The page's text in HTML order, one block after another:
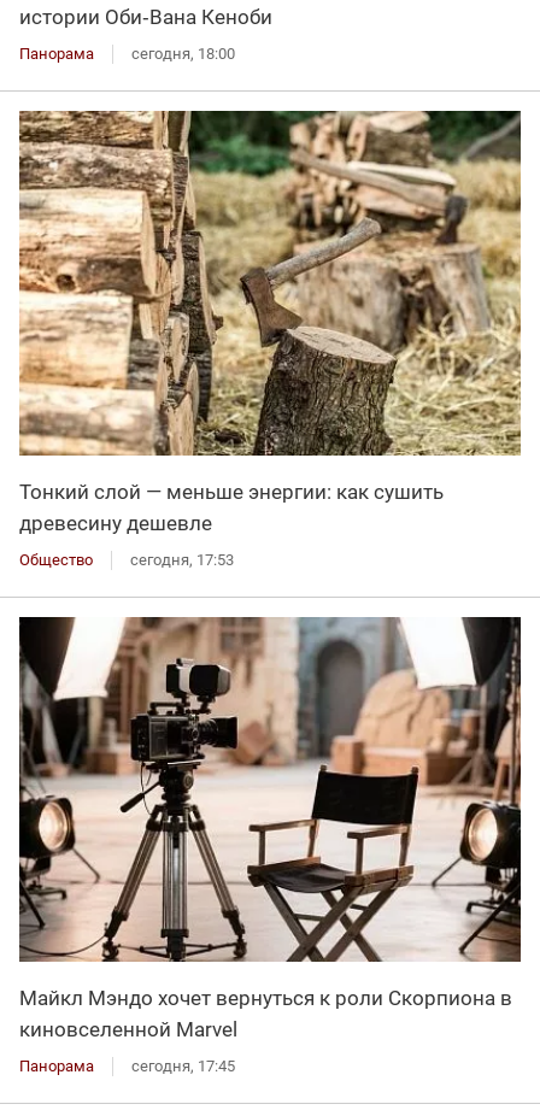
истории Оби‑Вана Кеноби
Панорама сегодня, 18:00
Тонкий слой — меньше энергии: как сушить
древесину дешевле
Общество сегодня, 17:53
Майкл Мэндо хочет вернуться к роли Скорпиона в
киновселенной Marvel
Панорама сегодня, 17:45